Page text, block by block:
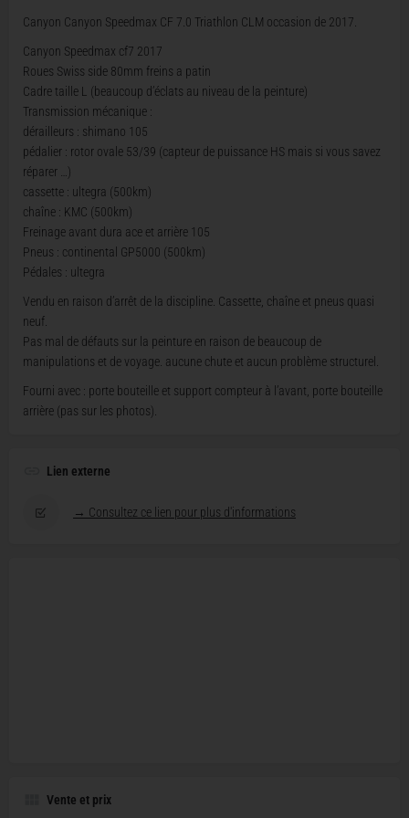
Canyon Canyon Speedmax CF 7.0 Triathlon CLM occasion de 2017.
Canyon Speedmax cf7 2017
Roues Swiss side 80mm freins a patin
Cadre taille L (beaucoup d’éclats au niveau de la peinture)
Transmission mécanique :
dérailleurs : shimano 105
pédalier : rotor ovale 53/39 (capteur de puissance HS mais si vous savez
réparer …)
cassette : ultegra (500km)
chaîne : KMC (500km)
Freinage avant dura ace et arrière 105
Pneus : continental GP5000 (500km)
Pédales : ultegra
Vendu en raison d’arrêt de la discipline. Cassette, chaîne et pneus quasi
neuf.
Pas mal de défauts sur la peinture en raison de beaucoup de
manipulations et de voyage. aucune chute et aucun problème structurel.
Fourni avec : porte bouteille et support compteur à l’avant, porte bouteille
arrière (pas sur les photos).
Lien externe
→ Consultez ce lien pour plus d'informations
Vente et prix